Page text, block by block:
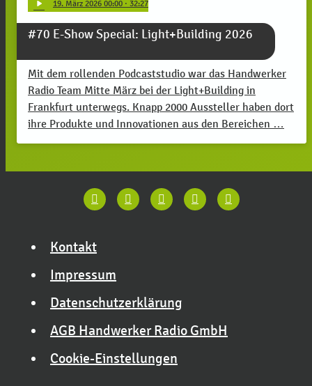
play_arrow 19. März 2026 00:00 · 32:27
#70 E-Show Special: Light+Building 2026
Mit dem rollenden Podcaststudio war das Handwerker
Radio Team Mitte März bei der Light+Building in
Frankfurt unterwegs. Knapp 2000 Aussteller haben dort
ihre Produkte und Innovationen aus den Bereichen …
Kontakt
Impressum
Datenschutzerklärung
AGB Handwerker Radio GmbH
Cookie-Einstellungen